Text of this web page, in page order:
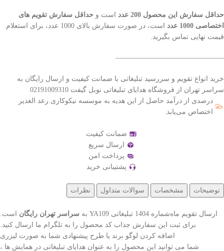
حداقل سفارش این محصول 200 عدد است و حداقل سفارش تقویم های
اختصاصی 1000 عدد
است، در صورت سفارش بالای 1000 عدد، برای استعلام
قیمت نهایی تماس بگیرید.
———————————————–
خرید انواع تقویم و سررسید تبلیغاتی با ضمانت کیفیت و ارسال رایگان به
سراسر تهران از فروشگاه هدایای تبلیغاتی نوبل گیفت 02191009310
درصدی از درآمد حاصل از این هدیه به موسسه نیکوکاری رعد الغدیر
اختصاص می‌یابد.
ضمانت کیفیت
ارسال سریع
پرداخت امن
پشتیبانی خرید
توضیحات مشخصات سوالات متداول نظرات
ارسال تقویم ماه‌شماره 1404 تبلیغاتی YA109 به سراسر تهران رایگان است.
برای ثبت این سفارش جذاب کد محصول را به تلگرام ما ارسال کنید.
اضافه کردن لوگو برند یا طرح پیشنهادی شما به صورت لیزری
شما می توانید این محصول را به عنوان هدایای تبلیغاتی در همایش ها ،